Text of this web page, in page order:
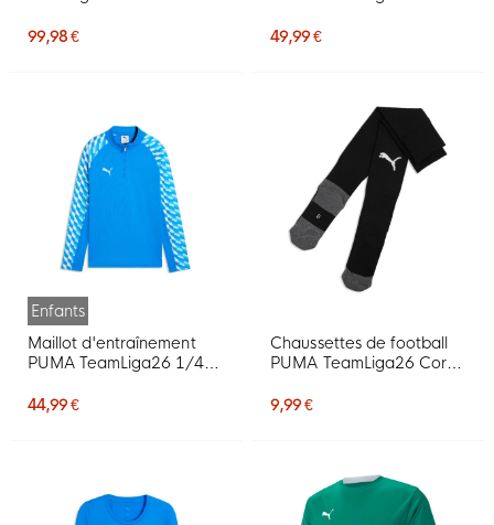
99,98 €
49,99 €
Enfants
Maillot d'entraînement
PUMA TeamLiga26 1/4-
44,99 €
Chaussettes de football
PUMA TeamLiga26 Core
9,99 €